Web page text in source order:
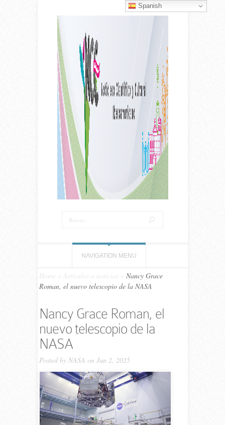
NAVIGATION MENU
Home Artículos o noticias
Nancy Grace
Roman, el nuevo telescopio de la NASA
Nancy Grace Roman, el
nuevo telescopio de la
NASA
Posted by NASA on Jun 2, 2025
Spanish